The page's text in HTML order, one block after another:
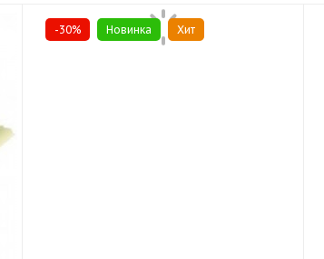
-30% Новинка Хит